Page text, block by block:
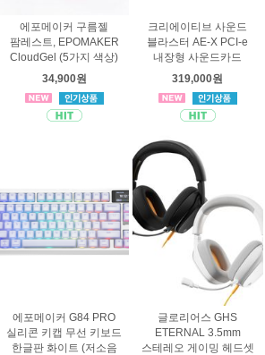
에포메이커 구름젤
팜레스트, EPOMAKER
CloudGel (5가지 색상)
34,900원
크리에이티브 사운드
블라스터 AE-X PCI-e
내장형 사운드카드
319,000원
에포메이커 G84 PRO
실리콘 키캡 무선 키보드
한글판 화이트 (저소음
글로리어스 GHS
ETERNAL 3.5mm
스테레오 게이밍 헤드셋